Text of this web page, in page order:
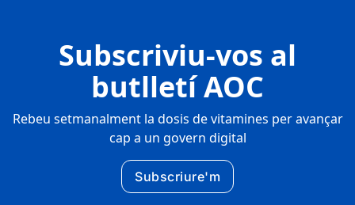
Subscriviu-vos al
butlletí AOC
Rebeu setmanalment la dosis de vitamines per avançar
cap a un govern digital
Subscriure'm